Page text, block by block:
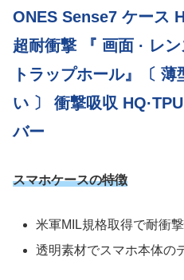
ONES Sense7 ケース
超耐衝撃 『 画面 · レ
トラップホール』〔
い 〕 衝撃吸収
バー
スマホケースの特徴
米軍MIL規格取得で耐衝
透明素材でスマホ本体の